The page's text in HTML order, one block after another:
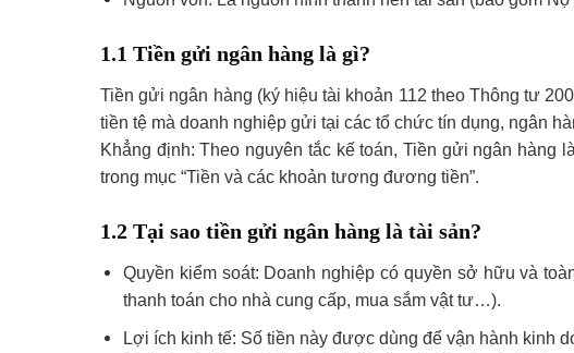
1.1 Tiền gửi ngân hàng là gì?
Tiền gửi ngân hàng (ký hiệu tài khoản 112 theo Thông tư
tiền tệ mà doanh nghiệp gửi tại các tổ chức tín dụng, ngân
Khẳng định: Theo nguyên tắc kế toán, Tiền gửi ngân hàng
trong mục “Tiền và các khoản tương đương tiền”.
1.2 Tại sao tiền gửi ngân hàng là tài sản?
Quyền kiểm soát: Doanh nghiệp có quyền sở hữu và
thanh toán cho nhà cung cấp, mua sắm vật tư…).
Lợi ích kinh tế: Số tiền này được dùng để vận hành kinh